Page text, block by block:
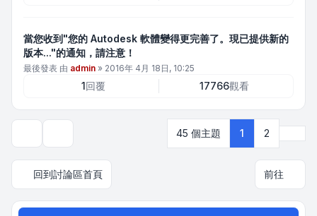
當您收到"您的 Autodesk 軟體變得更完善了。現已提供新的
版本..."的通知，請注意！
最後發表 由 admin » 2016年 4月 18日, 10:25
1回覆 17766觀看
45 個主題 1 2
回到討論區首頁 前往